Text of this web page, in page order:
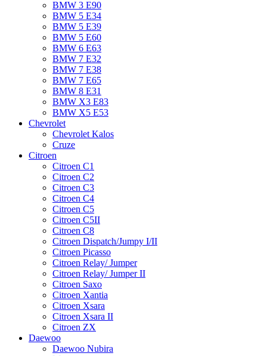
BMW 3 E90
BMW 5 E34
BMW 5 E39
BMW 5 E60
BMW 6 Е63
BMW 7 Е32
BMW 7 Е38
BMW 7 Е65
BMW 8 Е31
BMW X3 E83
BMW X5 E53
Chevrolet
Chevrolet Kalos
Cruze
Citroen
Citroen C1
Citroen C2
Citroen C3
Citroen C4
Citroen C5
Citroen C5II
Citroen C8
Citroen Dispatch/Jumpy I/II
Citroen Picasso
Citroen Relay/ Jumper
Citroen Relay/ Jumper II
Citroen Saxo
Citroen Xantia
Citroen Xsara
Citroen Xsara II
Citroen ZX
Daewoo
Daewoo Nubira